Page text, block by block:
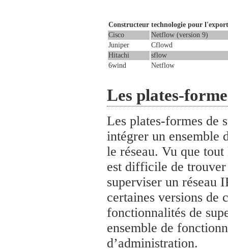
Constructeur technologie pour
Cisco
Netflow (version 9)
Juniper
Cflowd
Hitachi
sflow
6wind
Netflow
Les plates-
Les plates-formes de
intégrer un ensemble
le réseau. Vu que
est difficile de
superviser un réseau
certaines versions de
fonctionnalités de
ensemble de
d’administration.